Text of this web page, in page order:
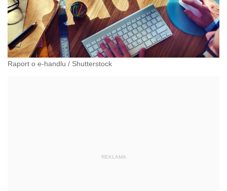
Raport o e-handlu / Shutterstock